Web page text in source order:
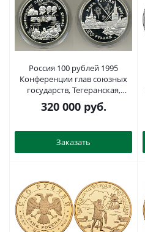
Россия 100 рублей 1995
Конференции глав союзных
государств, Тегеранская,
Крымская, Потсдамская.
Сталин, Рузвельт, Черчиль
320 000руб.
Заказать